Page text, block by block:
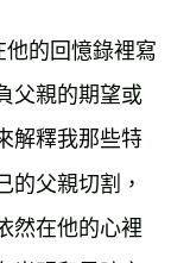
的回憶錄裡寫
父親的期望或
解釋我那些特
的父親切割，
然在他的心裡